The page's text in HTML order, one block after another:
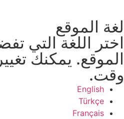
لغة الموقع
اختر اللغة التي
الموقع. يمكنك
وقت.
English
Türkçe
Français